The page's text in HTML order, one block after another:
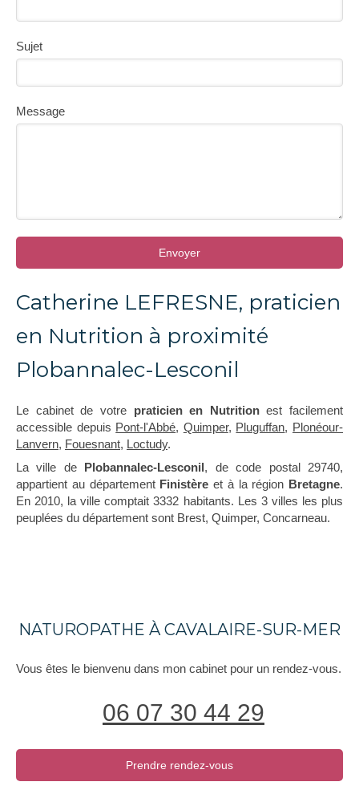
Sujet
Message
Envoyer
Catherine LEFRESNE, praticien
en Nutrition à proximité
Plobannalec-Lesconil
Le cabinet de votre praticien en Nutritionest facilement
accessible depuis Pont-l'Abbé, Quimper, Pluguffan, Plonéour-
Lanvern, Fouesnant, Loctudy.
La ville de Plobannalec-Lesconil, de code postal 29740,
appartient au département Finistère et à la région Bretagne.
En 2010, la ville comptait 3332 habitants. Les 3 villes les plus
peuplées du département sont Brest, Quimper, Concarneau.
NATUROPATHE À CAVALAIRE-SUR-MER
Vous êtes le bienvenu dans mon cabinet pour un rendez-vous.
06 07 30 44 29
Prendre rendez-vous